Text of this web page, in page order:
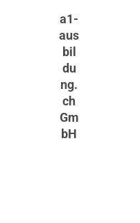
a1-
aus
bil
du
ng.
ch
Gm
bH